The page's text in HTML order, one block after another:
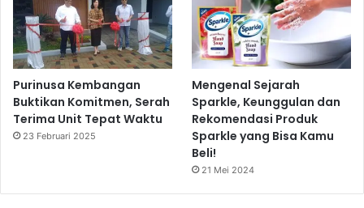
Purinusa Kembangan
Buktikan Komitmen, Serah
Terima Unit Tepat Waktu
23 Februari 2025
Mengenal Sejarah
Sparkle, Keunggulan dan
Rekomendasi Produk
Sparkle yang Bisa Kamu
Beli!
21 Mei 2024